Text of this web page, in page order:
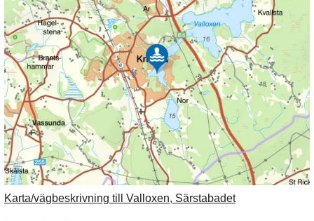
Karta/vägbeskrivning till Valloxen, Särstabadet